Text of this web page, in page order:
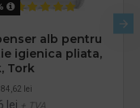
alb pentru
igienica pliata,
Tork
84,62 lei
lei + TVA